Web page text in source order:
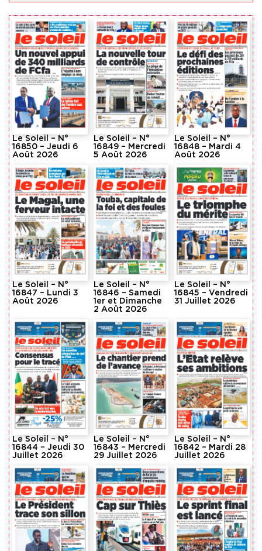
Le Soleil – N°
16850 – Jeudi 6
Août 2026
Le Soleil – N°
16849 – Mercredi
5 Août 2026
Le Soleil – N°
16848 – Mardi 4
Août 2026
Le Soleil – N°
16847 – Lundi 3
Août 2026
Le Soleil – N°
16846 – Samedi
1er et Dimanche
2 Août 2026
Le Soleil – N°
16845 – Vendredi
31 Juillet 2026
Le Soleil – N°
16844 – Jeudi 30
Juillet 2026
Le Soleil – N°
16843 – Mercredi
29 Juillet 2026
Le Soleil – N°
16842 – Mardi 28
Juillet 2026